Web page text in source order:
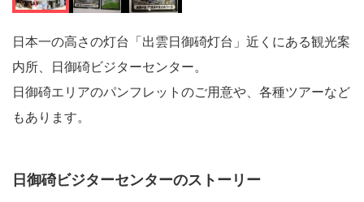
日本一の高さの灯台「出雲日御碕灯台」近くにある観光案
内所、日御碕ビジターセンター。
日御碕エリアのパンフレットのご用意や、各種ツアーなど
もあります。
日御碕ビジターセンターのストーリー